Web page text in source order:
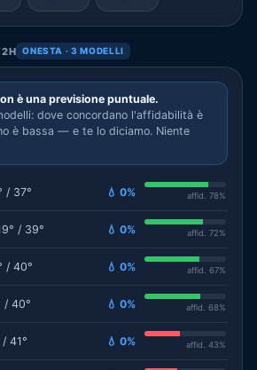
ONESTA · 3 MODELLI
è una previsione puntuale.
dove concordano l'affidabilità è
è bassa — e te lo diciamo. Niente
/ 37° 💧 0% affid. 78%
/ 39° 💧 0% affid. 72%
/ 40° 💧 0% affid. 67%
/ 40° 💧 0% affid. 68%
/ 41° 💧 0% affid. 43%